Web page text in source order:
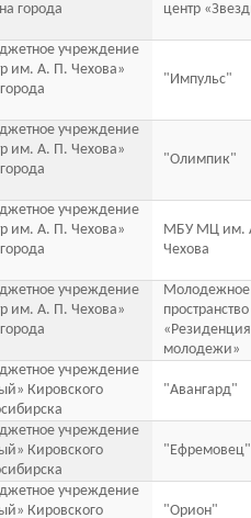
города
центр
учреждение
им. А. П. Чехова»
"Импульс"
учреждение
им. А. П. Чехова»
"Олимпик"
учреждение
им. А. П. Чехова»
МБУ МЦ им.
Чехова
учреждение
им. А. П. Чехова»
Молодежное
пространство
«Резиденция
молодежи»
учреждение
Кировского
"Авангард"
учреждение
Кировского
"Ефремовец"
учреждение
Кировского
"Орион"